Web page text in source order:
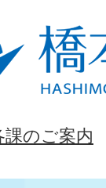
課のご案内